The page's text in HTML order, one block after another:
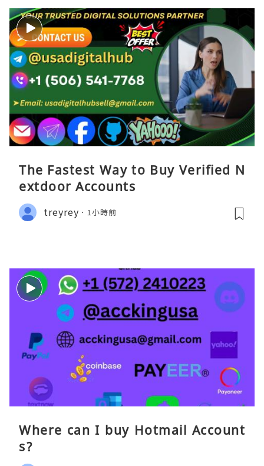
The Fastest Way to Buy Verified N
extdoor Accounts
treyrey 1小時前
Where can I buy Hotmail Account
s?